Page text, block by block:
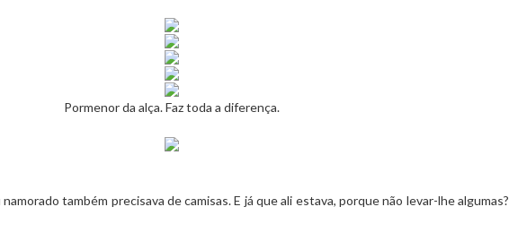
Pormenor da alça. Faz toda a diferença.
também precisava de camisas. E já que ali estava, porque não levar-lhe algumas?